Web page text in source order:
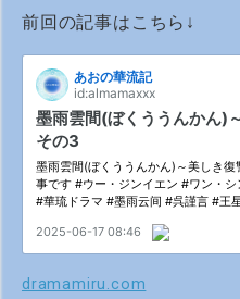
前回の記事はこちら↓
dramamiru.com